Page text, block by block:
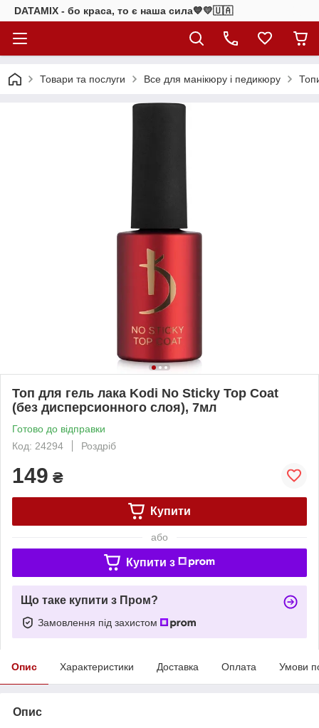
DATAMIX - бо краcа, то є наша сила​💙💛🇺🇦​
Товари та послуги Все для манікюру і педикюру
Топ для гель лака Kodi No Sticky Top Coat
(без дисперсионного слоя), 7мл
Готово до відправки
Код: 24294
Роздріб
149 ₴
Купити
або
Купити з
Що таке купити з Пром?
Замовлення під захистом
Опис Характеристики Доставка Оплата Умови
Опис